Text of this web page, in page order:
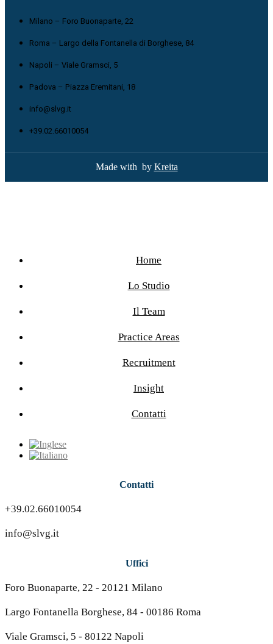
Milano – Foro Buonaparte, 22
Roma – Largo della Fontanella di Borghese, 84
Napoli – Viale Gramsci, 5
Padova – Piazza Eremitani, 18
info@slvg.it
+39.02.66010054
Made with by Kreita
Home
Lo Studio
Il Team
Practice Areas
Recruitment
Insight
Contatti
Contatti
+39.02.66010054
info@slvg.it
Uffici
Foro Buonaparte, 22 - 20121 Milano
Largo Fontanella Borghese, 84 - 00186 Roma
Viale Gramsci, 5 - 80122 Napoli